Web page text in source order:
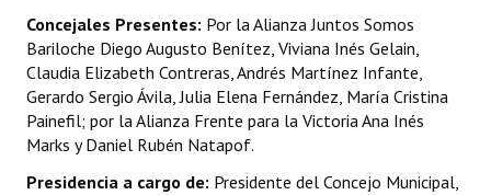
Actas de Audiencias Públicas
NORMATIVA
Comunicaciones
Concejales Presentes: Por la Alianza Juntos Somos
Bariloche Diego Augusto Benítez, Viviana Inés Gelain,
Claudia Elizabeth Contreras, Andrés Martínez Infante,
Gerardo Sergio Ávila, Julia Elena Fernández, María Cristina
Painefil; por la Alianza Frente para la Victoria Ana Inés
Marks y Daniel Rubén Natapof.
Presidencia a cargo de: Presidente del Concejo Municipal,